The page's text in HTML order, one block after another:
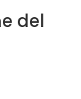
del